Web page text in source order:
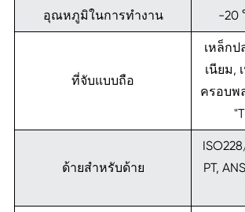
อุณหภูมิในการทำงาน -20
ที่จับแบบถือ
เหล็ก
เนียม,
ครอบพ
ด้ายสำหรับด้าย
PT,